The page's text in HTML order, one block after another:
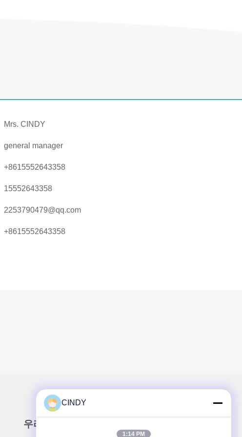
Mrs. CINDY
general manager
+8615552643358
15552643358
2253790479@qq.com
+8615552643358
우리 뉴스레터
CINDY
1:14 PM